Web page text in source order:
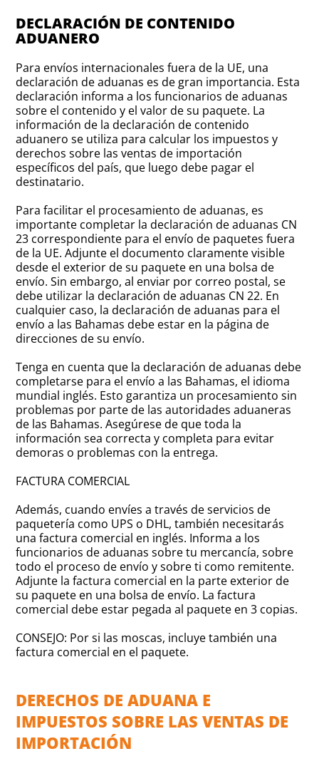
DECLARACIÓN DE CONTENIDO
ADUANERO
Para envíos internacionales fuera de la UE, una
declaración de aduanas es de gran importancia. Esta
declaración informa a los funcionarios de aduanas
sobre el contenido y el valor de su paquete. La
información de la declaración de contenido
aduanero se utiliza para calcular los impuestos y
derechos sobre las ventas de importación
específicos del país, que luego debe pagar el
destinatario.
Para facilitar el procesamiento de aduanas, es
importante completar la declaración de aduanas CN
23 correspondiente para el envío de paquetes fuera
de la UE. Adjunte el documento claramente visible
desde el exterior de su paquete en una bolsa de
envío. Sin embargo, al enviar por correo postal, se
debe utilizar la declaración de aduanas CN 22. En
cualquier caso, la declaración de aduanas para el
envío a las Bahamas debe estar en la página de
direcciones de su envío.
Tenga en cuenta que la declaración de aduanas debe
completarse para el envío a las Bahamas, el idioma
mundial inglés. Esto garantiza un procesamiento sin
problemas por parte de las autoridades aduaneras
de las Bahamas. Asegúrese de que toda la
información sea correcta y completa para evitar
demoras o problemas con la entrega.
FACTURA COMERCIAL
Además, cuando envíes a través de servicios de
paquetería como UPS o DHL, también necesitarás
una factura comercial en inglés. Informa a los
funcionarios de aduanas sobre tu mercancía, sobre
todo el proceso de envío y sobre ti como remitente.
Adjunte la factura comercial en la parte exterior de
su paquete en una bolsa de envío. La factura
comercial debe estar pegada al paquete en 3 copias.
CONSEJO: Por si las moscas, incluye también una
factura comercial en el paquete.
DERECHOS DE ADUANA E
IMPUESTOS SOBRE LAS VENTAS DE
IMPORTACIÓN